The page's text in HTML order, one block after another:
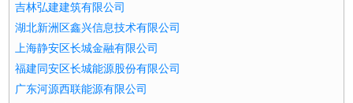
吉林弘建建筑有限公司
湖北新洲区鑫兴信息技术有限公司
上海静安区长城金融有限公司
福建同安区长城能源股份有限公司
广东河源西联能源有限公司